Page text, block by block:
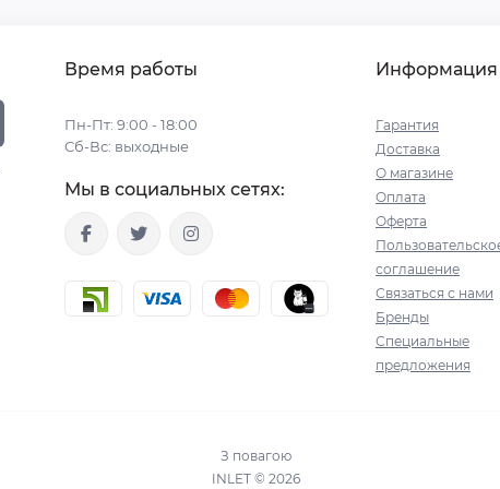
Время работы
Пн-Пт: 9:00 - 18:00
Сб-Вс: выходные
Мы в социальных сетях:
Информация
Гарантия
Доставка
О магазине
Оплата
Оферта
соглашение
Связаться с нами
Бренды
Специальные
предложения
З повагою
INLET © 2026